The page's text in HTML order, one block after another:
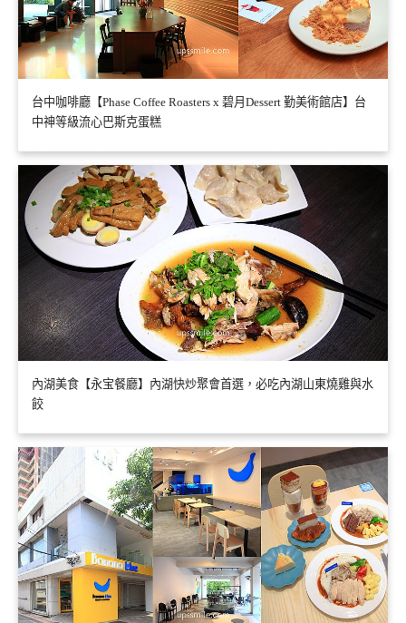
台中咖啡廳【Phase Coffee Roasters x 碧月Dessert 勤美術館店】台
中神等級流心巴斯克蛋糕
內湖美食【永宝餐廳】內湖快炒聚會首選，必吃內湖山東燒雞與水
餃